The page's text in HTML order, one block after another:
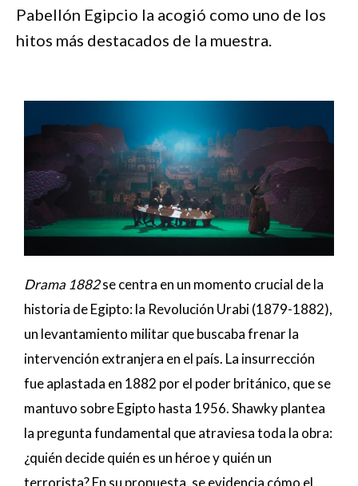
Pabellón Egipcio la acogió como uno de los
hitos más destacados de la muestra.
Drama 1882se centra en un momento crucial de la
historia de Egipto: la Revolución Urabi (1879-1882),
un levantamiento militar que buscaba frenar la
intervención extranjera en el país. La insurrección
fue aplastada en 1882 por el poder británico, que se
mantuvo sobre Egipto hasta 1956. Shawky plantea
la pregunta fundamental que atraviesa toda la obra:
¿quién decide quién es un héroe y quién un
terrorista? En su propuesta, se evidencia cómo el